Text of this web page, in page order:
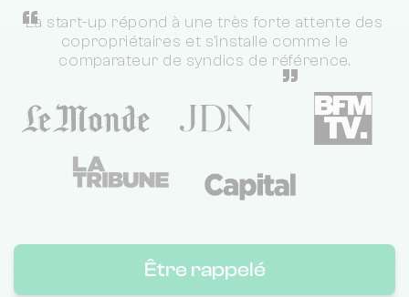
“
La start-up répond à une très forte attente des
copropriétaires et s'installe comme le
comparateur de syndics de référence.
”
Être rappelé